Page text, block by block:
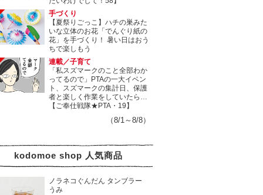
手づくり
【夏祭りごっこ】ハチの巣みた
いな立体のお花「でんぐり紙の
花」を手づくり！ 暑い日はおう
ちで楽しもう
連載／子育て
「私スズマークのこと全部わか
ってるので」PTAの一大イベン
ト、スズマークの集計日、保護
者と楽しく作業をしていたら…
【ご奉仕戦隊★PTA・19】
（8/1～8/8）
kodomoe shop 人気商品
ノラネコぐんだん タンブラー
うみ